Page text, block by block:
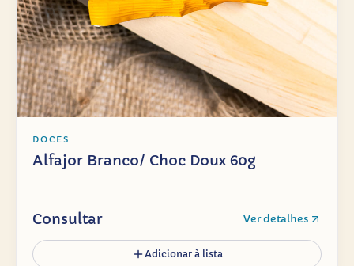
DOCES
Alfajor Branco/ Choc Doux 60g
Consultar Ver detalhes
Adicionar à lista